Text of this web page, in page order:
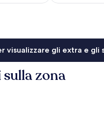
visualizzare gli extra e gli
zona